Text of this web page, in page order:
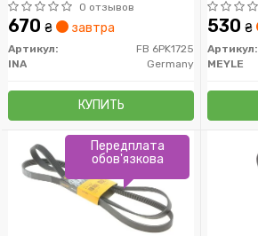
0 отзывов
670 ₴ завтра
Артикул:
FB 6PK1725
INA
Germany
КУПИТЬ
530 ₴
Артикул:
MEYLE
Передплата
обов'язкова